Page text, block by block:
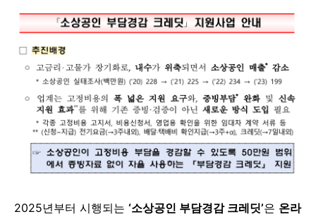
2025년부터 시행되는 ‘소상공인 부담경감 크레딧’은 온라